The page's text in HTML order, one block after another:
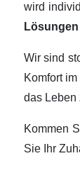
wird
Lösungen
Wir sind
Komfort
das Leben
Kommen
Sie Ihr